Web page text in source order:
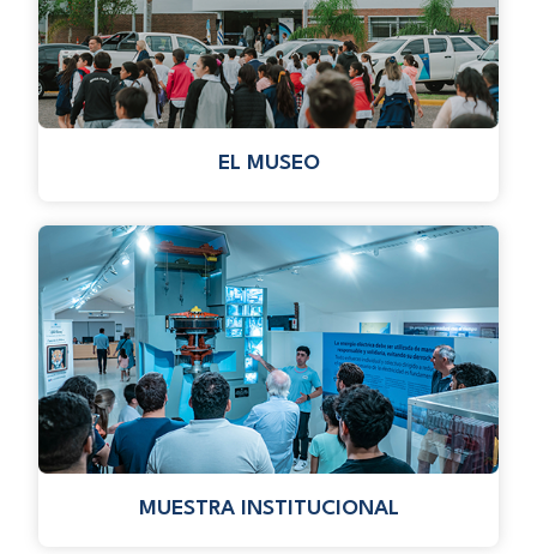
EL MUSEO
MUESTRA INSTITUCIONAL